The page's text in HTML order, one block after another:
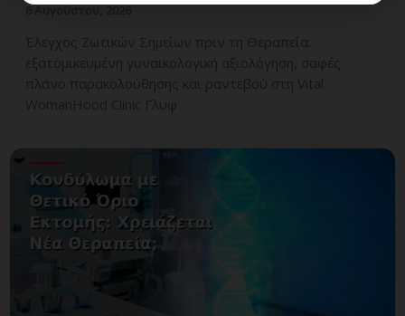
6 Αυγούστου, 2026
Έλεγχος Ζωτικών Σημείων πριν τη Θεραπεία:
εξατομικευμένη γυναικολογική αξιολόγηση, σαφές
πλάνο παρακολούθησης και ραντεβού στη Vital
WomanHood Clinic Γλυφ